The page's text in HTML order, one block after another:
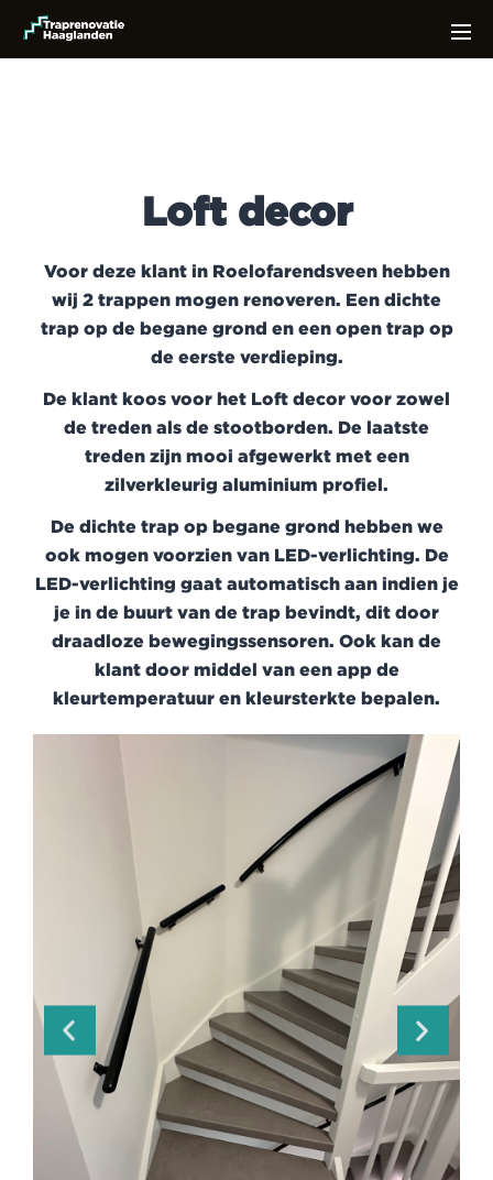
Loftdecor
Voor deze klant in Roelofarendsveen hebben
wij 2 trappen mogen renoveren. Een dichte
trap op de begane grond en een open trap op
de eerste verdieping.
De klant koos voor het Loft decor voor zowel
de treden als de stootborden. De laatste
treden zijn mooi afgewerkt met een
zilverkleurig aluminium profiel.
De dichte trap op begane grond hebben we
ook mogen voorzien van LED-verlichting. De
LED-verlichting gaat automatisch aan indien je
je in de buurt van de trap bevindt, dit door
draadloze bewegingssensoren. Ook kan de
klant door middel van een app de
kleurtemperatuur en kleursterkte bepalen.